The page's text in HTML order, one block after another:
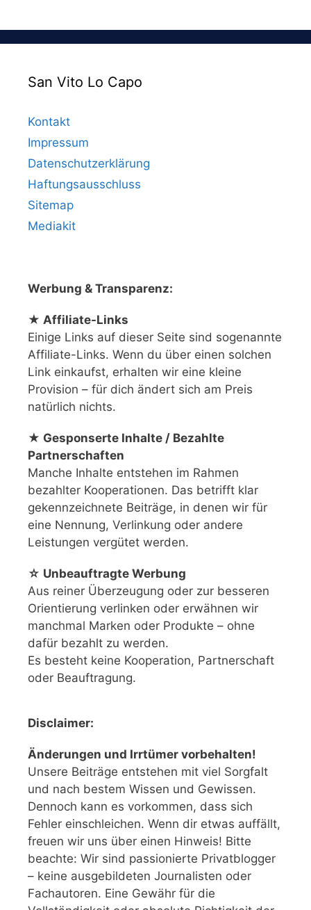
San Vito Lo Capo
Kontakt
Impressum
Datenschutzerklärung
Haftungsausschluss
Sitemap
Mediakit
Werbung & Transparenz:
★ Affiliate-Links
Einige Links auf dieser Seite sind sogenannte
Affiliate-Links. Wenn du über einen solchen
Link einkaufst, erhalten wir eine kleine
Provision – für dich ändert sich am Preis
natürlich nichts.
★ Gesponserte Inhalte / Bezahlte
Partnerschaften
Manche Inhalte entstehen im Rahmen
bezahlter Kooperationen. Das betrifft klar
gekennzeichnete Beiträge, in denen wir für
eine Nennung, Verlinkung oder andere
Leistungen vergütet werden.
☆ Unbeauftragte Werbung
Aus reiner Überzeugung oder zur besseren
Orientierung verlinken oder erwähnen wir
manchmal Marken oder Produkte – ohne
dafür bezahlt zu werden.
Es besteht keine Kooperation, Partnerschaft
oder Beauftragung.
Disclaimer:
Änderungen und Irrtümer vorbehalten!
Unsere Beiträge entstehen mit viel Sorgfalt
und nach bestem Wissen und Gewissen.
Dennoch kann es vorkommen, dass sich
Fehler einschleichen. Wenn dir etwas auffällt,
freuen wir uns über einen Hinweis! Bitte
beachte: Wir sind passionierte Privatblogger
– keine ausgebildeten Journalisten oder
Fachautoren. Eine Gewähr für die